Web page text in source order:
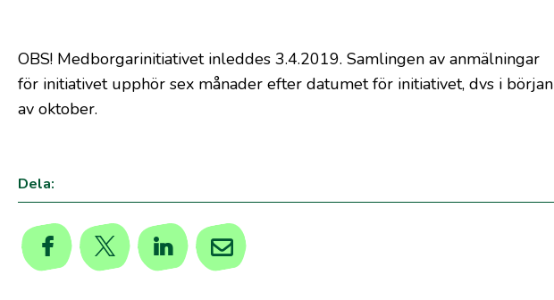
OBS! Medborgarinitiativet inleddes 3.4.2019. Samlingen av anmälningar
för initiativet upphör sex månader efter datumet för initiativet, dvs i början
av oktober.
Dela: